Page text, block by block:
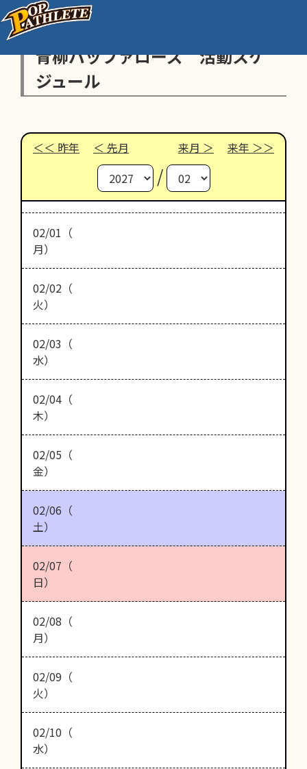
青柳バッファローズ 活動スケ
ジュール
昨年 先月 来月 来年
/
02/01（
月）
02/02（
火）
02/03（
水）
02/04（
木）
02/05（
金）
02/06（
土）
02/07（
日）
02/08（
月）
02/09（
火）
02/10（
水）